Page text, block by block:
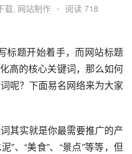
载, 网站制作 • 阅读 718
标题开始着手，而网站标题
高的核心关键词，那么如何
呢？下面易名网络来为大家
其实就是你最需要推广的产
”、“美食”、“景点”等等，但